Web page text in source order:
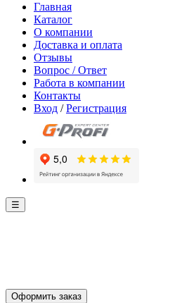
Главная
Каталог
О компании
Доставка и оплата
Отзывы
Вопрос / Ответ
Работа в компании
Контакты
Вход /Регистрация
☰
Оформить заказ